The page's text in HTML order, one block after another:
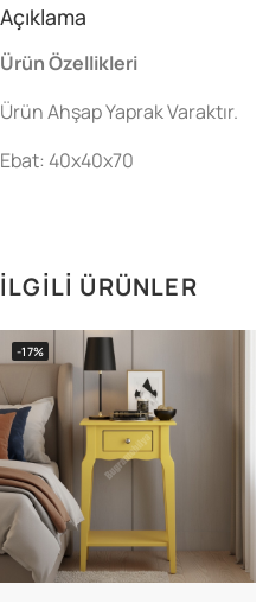
Açıklama
Ürün Özellikleri
Ürün Ahşap Yaprak Varaktır.
Ebat: 40x40x70
İLGILI ÜRÜNLER
-17%